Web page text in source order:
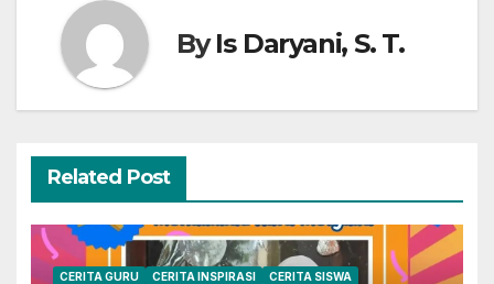
ByIs Daryani, S. T.
Related Post
CERITA GURU CERITA INSPIRASI CERITA SISWA